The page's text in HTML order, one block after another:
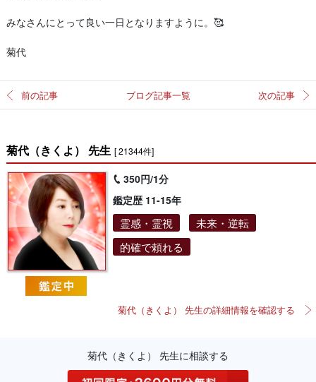
みなさんにとって良い一日となりますように。🥰
菊代
前の記事 ブログ記事一覧 次の記事
菊代（きくよ） 先生 [ 21344件]
350円/1分
鑑定歴 11-15年
霊感・霊視
未来・逆転
的確で頼れる
菊代（きくよ） 先生の詳細情報を確認する
菊代（きくよ） 先生に相談する